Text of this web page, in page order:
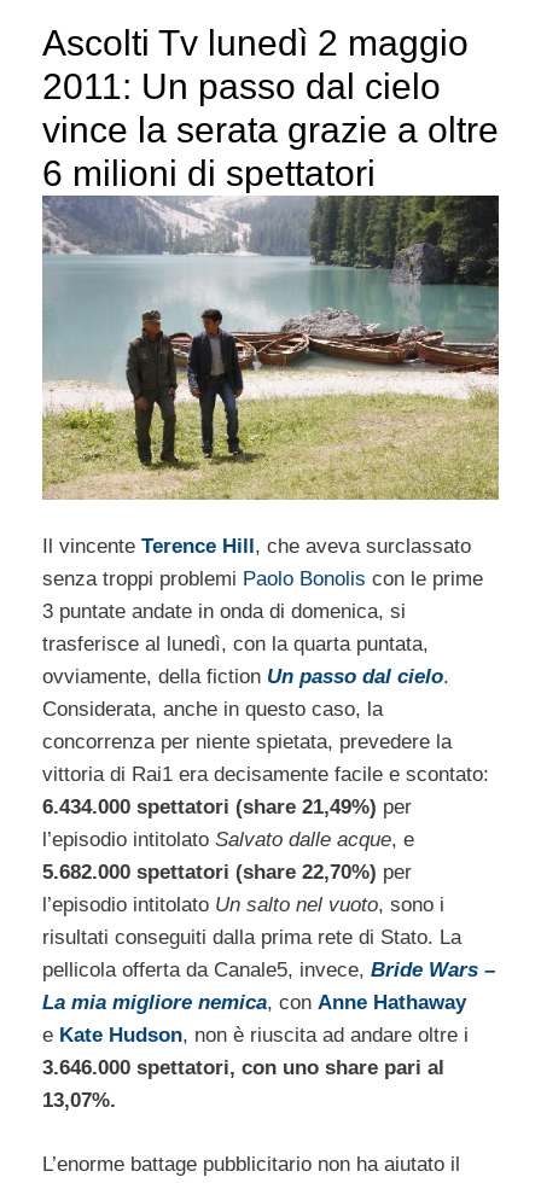
Ascolti Tv lunedì 2 maggio
2011: Un passo dal cielo
vince la serata grazie a oltre
6 milioni di spettatori
Il vincente Terence Hill , che aveva surclassato
senza troppi problemi Paolo Bonolis con le prime
3 puntate andate in onda di domenica, si
trasferisce al lunedì, con la quarta puntata,
ovviamente, della fiction Un passo dal cielo.
Considerata, anche in questo caso, la
concorrenza per niente spietata, prevedere la
vittoria di Rai1 era decisamente facile e scontato:
6.434.000 spettatori (share 21,49%) per
l’episodio intitolato Salvato dalle acque, e
5.682.000 spettatori (share 22,70%) per
l’episodio intitolato Un salto nel vuoto, sono i
risultati conseguiti dalla prima rete di Stato. La
pellicola offerta da Canale5, invece, Bride Wars –
La mia migliore nemica, con Anne Hathaway
e Kate Hudson, non è riuscita ad andare oltre i
3.646.000 spettatori, con uno share pari al
13,07%.
L’enorme battage pubblicitario non ha aiutato il